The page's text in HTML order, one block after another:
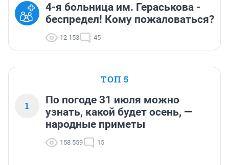
4-я больница им. Гераськова -
беспредел! Кому пожаловаться?
12 153 45
ТОП 5
1
По погоде 31 июля можно
узнать, какой будет осень, —
народные приметы
158 559 15